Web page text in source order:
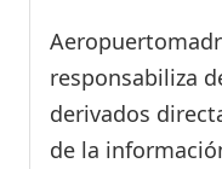
responsabiliza
derivados
de la